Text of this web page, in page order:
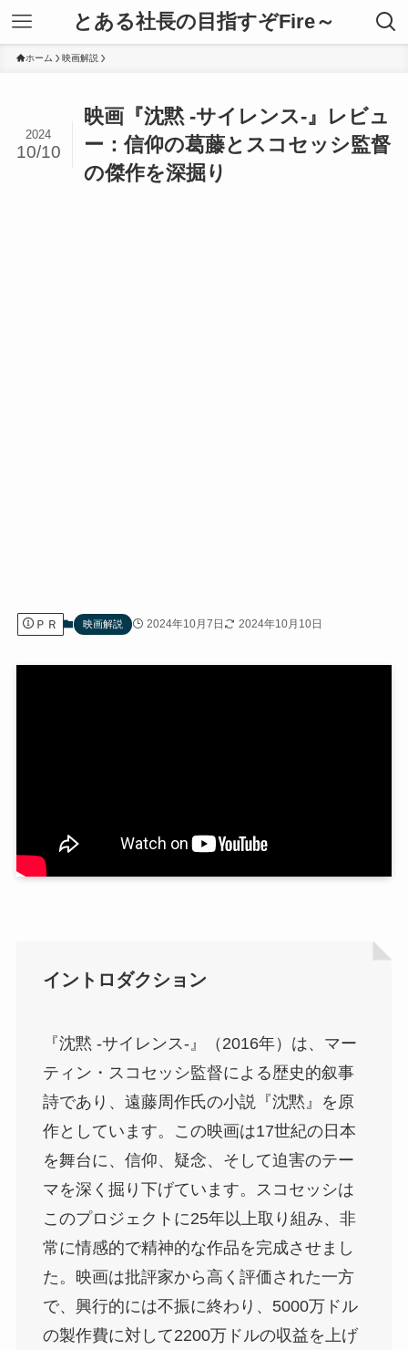
とある社長の目指すぞFire～
ホーム 映画解説
映画『沈黙 -サイレンス-』レビュ
ー：信仰の葛藤とスコセッシ監督
の傑作を深掘り
2024
10/10
ＰＲ 映画解説 2024年10月7日 2024年10月10日
イントロダクション
『沈黙 -サイレンス-』（2016年）は、マー
ティン・スコセッシ監督による歴史的叙事
詩であり、遠藤周作氏の小説『沈黙』を原
作としています。この映画は17世紀の日本
を舞台に、信仰、疑念、そして迫害のテー
マを深く掘り下げています。スコセッシは
このプロジェクトに25年以上取り組み、非
常に情感的で精神的な作品を完成させまし
た。映画は批評家から高く評価された一方
で、興行的には不振に終わり、5000万ドル
の製作費に対して2200万ドルの収益を上げ